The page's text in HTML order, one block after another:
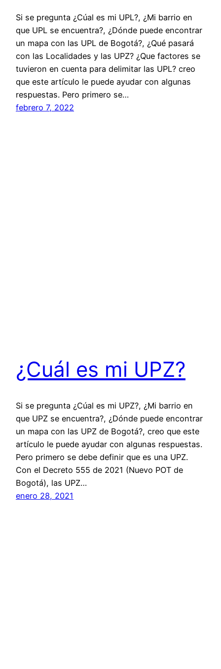
Si se pregunta ¿Cúal es mi UPL?, ¿Mi barrio en
que UPL se encuentra?, ¿Dónde puede encontrar
un mapa con las UPL de Bogotá?, ¿Qué pasará
con las Localidades y las UPZ? ¿Que factores se
tuvieron en cuenta para delimitar las UPL? creo
que este artículo le puede ayudar con algunas
respuestas. Pero primero se…
febrero 7, 2022
¿Cuál es mi UPZ?
Si se pregunta ¿Cúal es mi UPZ?, ¿Mi barrio en
que UPZ se encuentra?, ¿Dónde puede encontrar
un mapa con las UPZ de Bogotá?, creo que este
artículo le puede ayudar con algunas respuestas.
Pero primero se debe definir que es una UPZ.
Con el Decreto 555 de 2021 (Nuevo POT de
Bogotá), las UPZ…
enero 28, 2021